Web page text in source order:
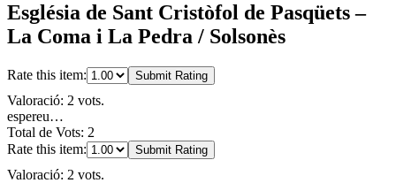
Església de Sant Cristòfol de Pasqüets –
La Coma i La Pedra / Solsonès
Rate this item: Submit Rating
Valoració: 2 vots.
espereu…
Total de Vots: 2
Rate this item:
Submit Rating
Valoració: 2 vots.